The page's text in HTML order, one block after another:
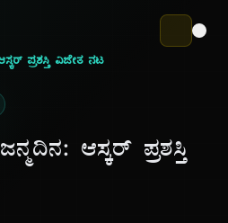
ಪ್ರಶಸ್ತಿ ವಿಜೇತ ನಟ
ಆಸ್ಕರ್ ಪ್ರಶಸ್ತಿ